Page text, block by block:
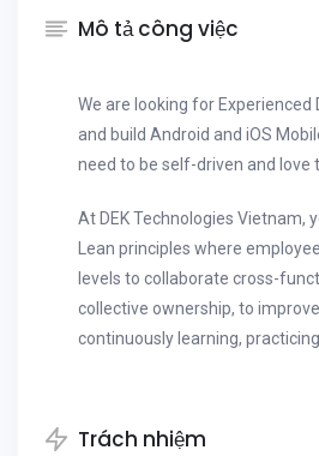
Mô tả công việc
We are looking for Experienced
and build Android and iOS
need to be self-driven and love
At DEK Technologies Vietnam,
Lean principles where
levels to collaborate cross-
collective ownership, to
continuously learning,
Trách nhiệm